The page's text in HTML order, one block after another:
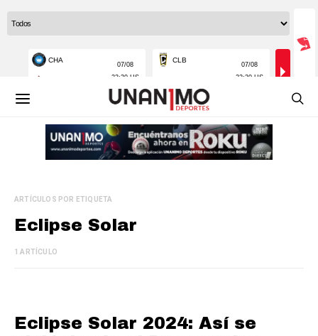
ARTÍCULOS POR ETIQUETA
Eclipse Solar
1 ARTÍCULO
Eclipse Solar 2024: Así se